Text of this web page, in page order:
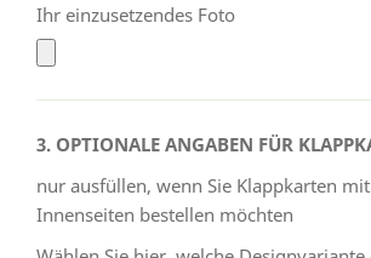
Ihr einzusetzendes Foto
3. OPTIONALE ANGABEN FÜR
nur ausfüllen, wenn Sie Klappkarten
Innenseiten bestellen möchten